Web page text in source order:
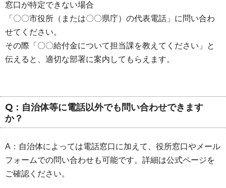
窓口が特定できない場合
「〇〇市役所（または〇〇県庁）の代表電話」に問い合わ
せてください。
その際「〇〇給付金について担当課を教えてください」と
伝えると、適切な部署に案内してもらえます。
Q：自治体等に電話以外でも問い合わせできます
か？
A：自治体によっては電話窓口に加えて、役所窓口やメール
フォームでの問い合わせも可能です。詳細は公式ページを
ご確認ください。